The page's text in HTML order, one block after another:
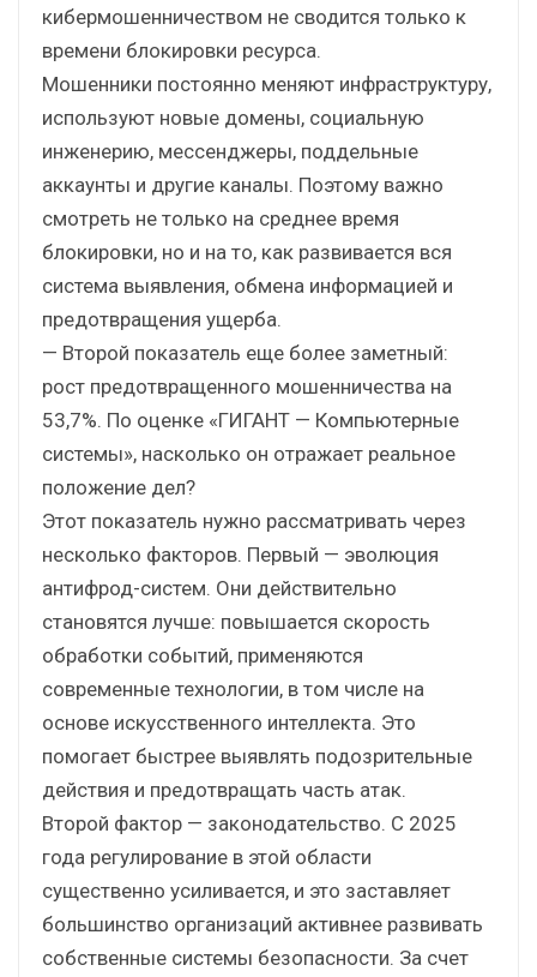
кибермошенничеством не сводится только к
времени блокировки ресурса.
Мошенники постоянно меняют инфраструктуру,
используют новые домены, социальную
инженерию, мессенджеры, поддельные
аккаунты и другие каналы. Поэтому важно
смотреть не только на среднее время
блокировки, но и на то, как развивается вся
система выявления, обмена информацией и
предотвращения ущерба.
— Второй показатель еще более заметный:
рост предотвращенного мошенничества на
53,7%. По оценке «ГИГАНТ — Компьютерные
системы», насколько он отражает реальное
положение дел?
Этот показатель нужно рассматривать через
несколько факторов. Первый — эволюция
антифрод-систем. Они действительно
становятся лучше: повышается скорость
обработки событий, применяются
современные технологии, в том числе на
основе искусственного интеллекта. Это
помогает быстрее выявлять подозрительные
действия и предотвращать часть атак.
Второй фактор — законодательство. С 2025
года регулирование в этой области
существенно усиливается, и это заставляет
большинство организаций активнее развивать
собственные системы безопасности. За счет